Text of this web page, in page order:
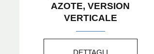
AZOTE, VERSION
VERTICALE